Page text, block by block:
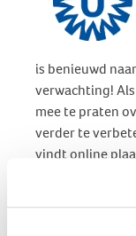
is benieuwd
verwachting!
mee te praten
verder te
vindt online
Ben je